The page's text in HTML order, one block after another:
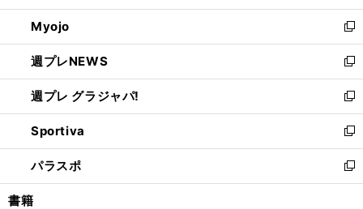
開
く
ウ
で
開
く
ン
ド
ウ
で
開
く
ウ
ィ
ン
ド
ウ
で
開
く
Myojo
新
し
い
ウ
ィ
ン
ド
ウ
で
開
週プレNEWS
新
し
い
ウ
ィ
ン
ド
ウ
週プレ グラジャパ!
新
し
い
ウ
ィ
ン
Sportiva
新
し
い
ウ
パラスポ
新
し
書籍